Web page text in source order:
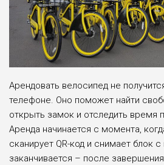
Арендовать велосипед не
телефоне. Оно поможет найти
открыть замок и отследить время
Аренда начинается с момента,
сканирует QR-код и снимает блок
заканчивается – после